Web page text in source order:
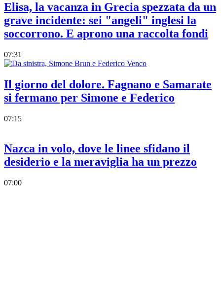
Elisa, la vacanza in Grecia spezzata da un
grave incidente: sei "angeli" inglesi la
soccorrono. E aprono una raccolta fondi
07:31
Il giorno del dolore. Fagnano e Samarate
si fermano per Simone e Federico
07:15
Nazca in volo, dove le linee sfidano il
desiderio e la meraviglia ha un prezzo
07:00